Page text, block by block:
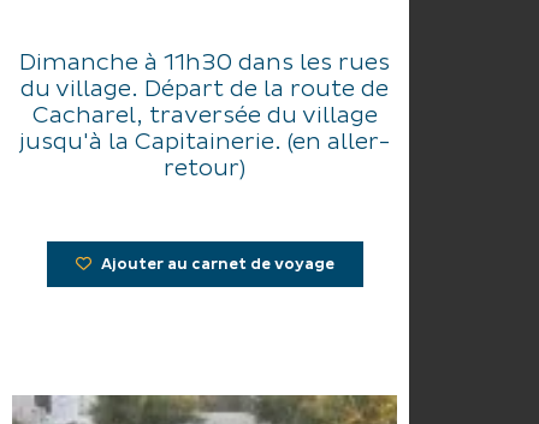
Dimanche à 11h30 dans les rues
du village. Départ de la route de
Cacharel, traversée du village
jusqu'à la Capitainerie. (en aller-
retour)
Ajouter au carnet de voyage